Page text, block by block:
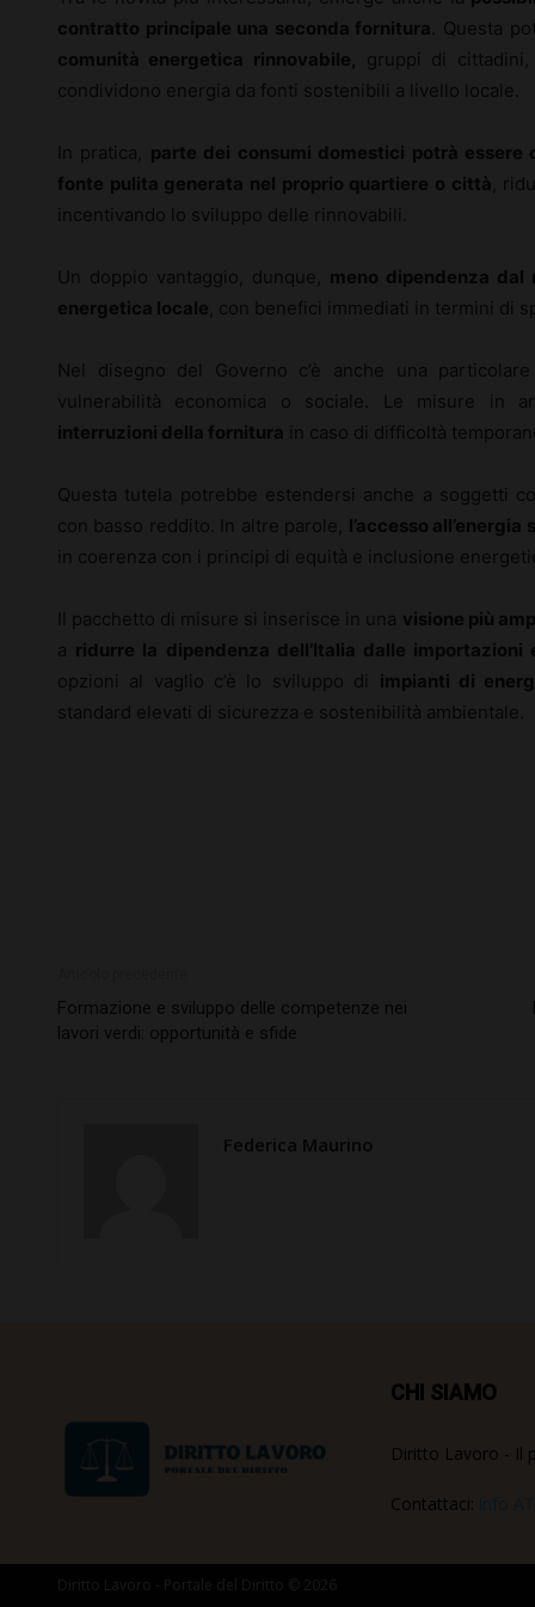
contratto principale una seconda fornitura
. Questa
comunità energetica rinnovabile, gruppi di
condividono energia da fonti sostenibili a livello locale.
In pratica, parte dei consumi domestici potrà
fonte pulita generata nel proprio quartiere o città ,
incentivando lo sviluppo delle rinnovabili.
Un doppio vantaggio, dunque, meno dipendenza
energetica locale , con benefici immediati in termini di
Nel disegno del Governo c’è anche una
vulnerabilità economica o sociale. Le misure in
interruzioni della fornitura in caso di difficoltà
Questa tutela potrebbe estendersi anche a soggetti
con basso reddito. In altre parole, l’accesso
in coerenza con i principi di equità e inclusione
Il pacchetto di misure si inserisce in una visione più
a ridurre la dipendenza dell’Italia dalle importazioni
opzioni al vaglio c’è lo sviluppo di impianti di
standard elevati di sicurezza e sostenibilità ambientale.
Formazione e sviluppo delle competenze nei
lavori verdi: opportunità e sfide
Federica Maurino
CHI SIAMO
Diritto Lavoro - Il
Contattaci: